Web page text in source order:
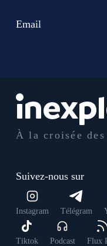
À la croisée des
Suivez-nous sur
Instagram Télégram
Tiktok Podcast Flux
Email